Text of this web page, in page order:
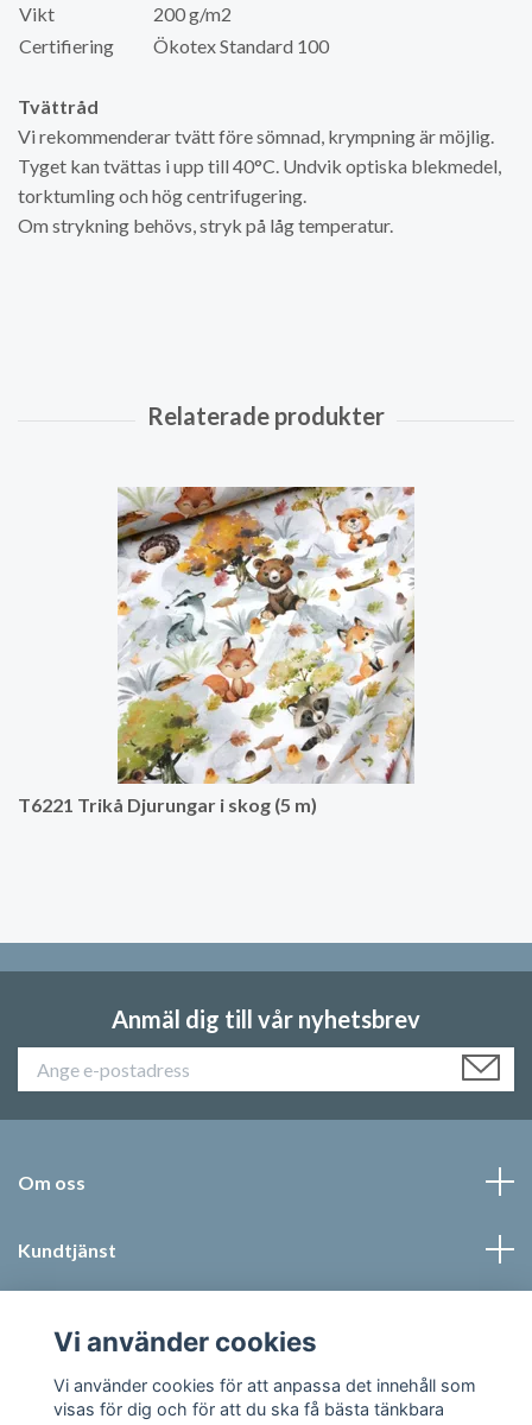
Vikt
200 g/m2
Certifiering
Ökotex Standard 100
Tvättråd
Vi rekommenderar tvätt före sömnad, krympning är möjlig.
Tyget kan tvättas i upp till 40°C. Undvik optiska blekmedel,
torktumling och hög centrifugering.
Om strykning behövs, stryk på låg temperatur.
T6221 Trikå Djurungar i skog (5 m)
Anmäl dig till vår nyhetsbrev
Om oss
Kundtjänst
Sociala medier
Vi använder cookies
Vi använder cookies för att anpassa det innehåll som
visas för dig och för att du ska få bästa tänkbara